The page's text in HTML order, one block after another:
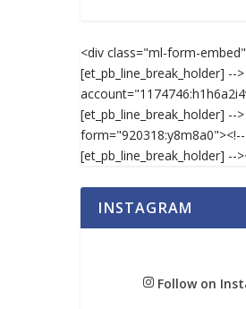
<div class="ml-form-
[et_pb_line_break_holder] --
[et_pb_line_break_holder] --
form="920318:y8m8a0"><!--
[et_pb_line_break_holder] --
INSTAGRAM
Follow on